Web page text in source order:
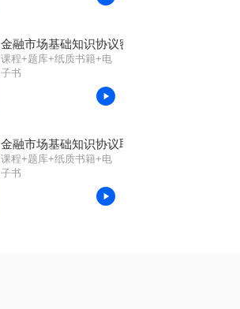
金融市场基础知识协议密卷班
课程+题库+纸质书籍+电
子书
金融市场基础知识协议取证班
课程+题库+纸质书籍+电
子书